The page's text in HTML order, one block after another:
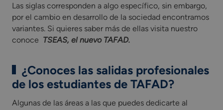
Las siglas corresponden a algo específico, sin embargo,
por el cambio en desarrollo de la sociedad encontramos
variantes. Si quieres saber más de ellas visita nuestro
conoce TSEAS, el nuevo TAFAD.
¿Conoces las salidas profesionales
de los estudiantes de TAFAD?
Algunas de las áreas a las que puedes dedicarte al